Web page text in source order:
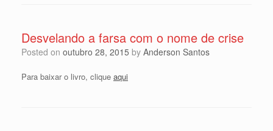
Desvelando a farsa com o nome de crise
Posted on outubro 28, 2015 by Anderson Santos
Para baixar o livro, clique aqui